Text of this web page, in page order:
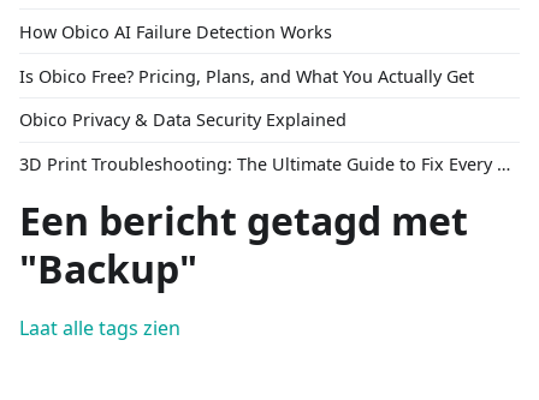
How Obico AI Failure Detection Works
Is Obico Free? Pricing, Plans, and What You Actually Get
Obico Privacy & Data Security Explained
3D Print Troubleshooting: The Ultimate Guide to Fix Every Common Problem [2026]
Een bericht getagd met
"Backup"
Laat alle tags zien